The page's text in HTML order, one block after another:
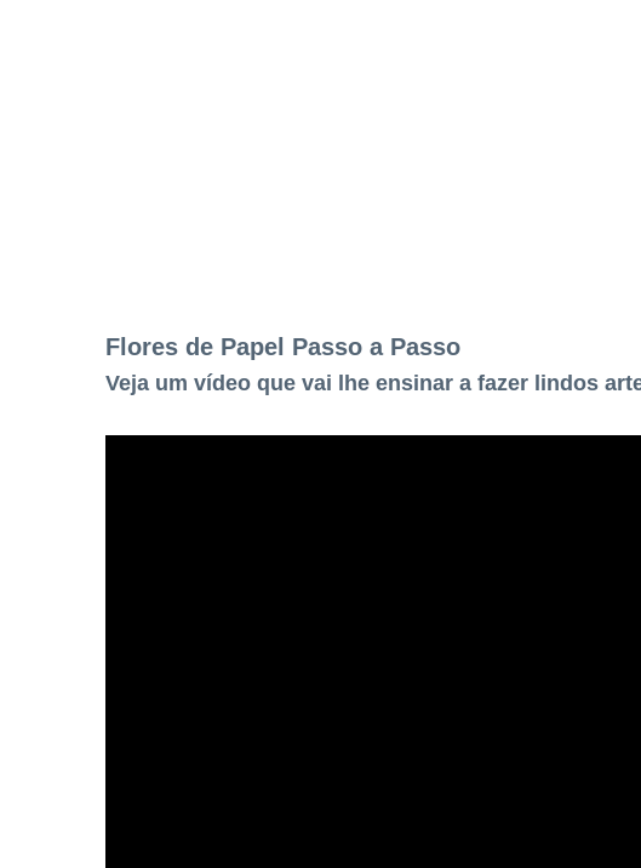
Flores de Papel Passo a Passo
Veja um vídeo que vai lhe ensinar a fazer lindos